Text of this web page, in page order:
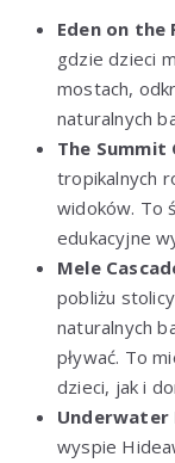
Eden on the
gdzie dzieci
mostach,
naturalnych
The Summit
tropikalnych
widoków. To
edukacyjne
Mele
pobliżu
naturalnych
pływać. To
dzieci, jak i
Underwater
wyspie